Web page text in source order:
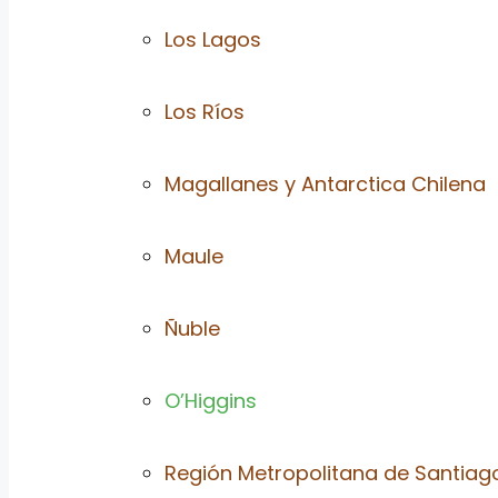
Los Lagos
Los Ríos
Magallanes y Antarctica Chilena
Maule
Ñuble
O’Higgins
Región Metropolitana de